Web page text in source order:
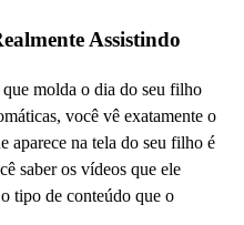
Assistindo
molda o dia do seu filho
você vê exatamente o
aparece na tela do seu filho é
saber os vídeos que ele
tipo de conteúdo que o